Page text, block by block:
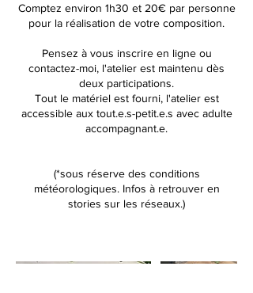
Comptez environ 1h30 et 20€ par personne
pour la réalisation de votre composition.
Pensez à vous inscrire en ligne ou
contactez-moi, l'atelier est maintenu dès
deux participations.
Tout le matériel est fourni, l'atelier est
accessible aux tout.e.s-petit.e.s avec adulte
accompagnant.e.
(*sous réserve des conditions
météorologiques. Infos à retrouver en
stories sur les réseaux.)